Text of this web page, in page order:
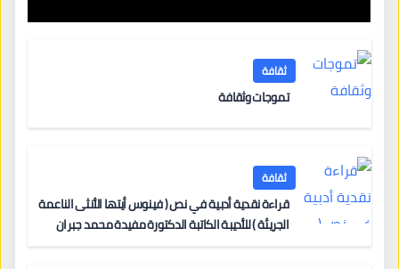
ثقافة
تموجات وثقافة
ثقافة
قراءة نقدية أدبية في نص ( فينوس أيتها الأنثى الناعمة
الجريئة ) للأديبة الكاتبة الدكتورة مفيدة محمد جبران